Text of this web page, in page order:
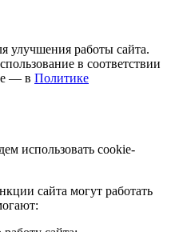
улучшения работы сайта.
в соответствии
— в Политике
использовать cookie-
сайта могут работать